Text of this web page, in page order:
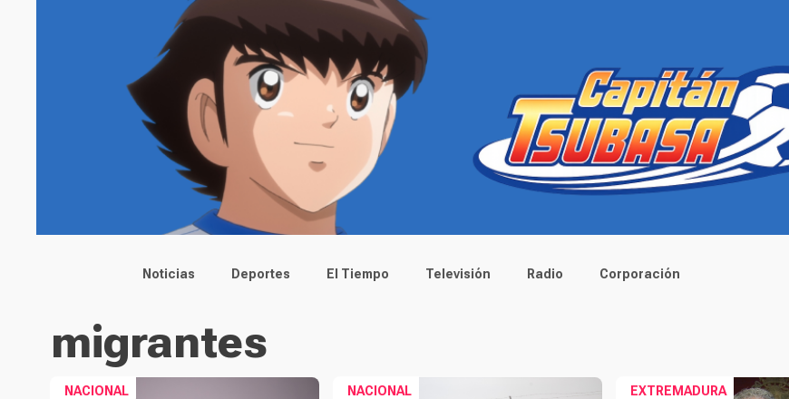
Main menu
Noticias Deportes El Tiempo Televisión Radio Corporación
migrantes
NACIONAL NACIONAL EXTREMADURA